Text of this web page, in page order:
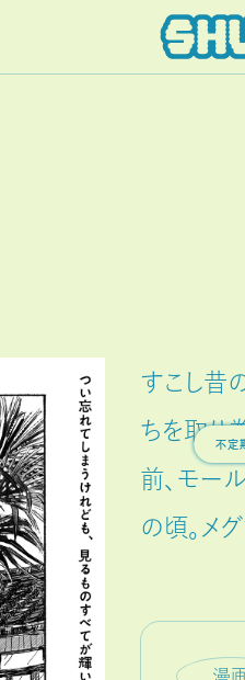
すこし昔
ちを取り
前、モー
の頃。メ